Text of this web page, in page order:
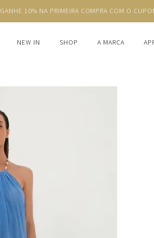
GANHE 10% NA PRIMEIRA COMPRA COM O
NEW IN SHOP A MARCA